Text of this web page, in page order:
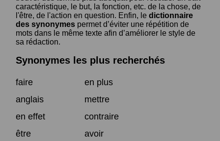
caractéristique, le but, la fonction, etc. de la chose, de
l'être, de l'action en question. Enfin, le dictionnaire
des synonymes permet d’éviter une répétition de
mots dans le même texte afin d’améliorer le style de
sa rédaction.
Synonymes les plus recherchés
faire
en plus
anglais
mettre
en effet
contraire
être
avoir